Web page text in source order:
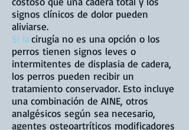
signos clínicos de dolor pueden
aliviarse.
Si lacirugía no es una opción o los
perros tienen signos leves o
intermitentes de displasia de cadera,
los perros pueden recibir un
tratamiento conservador. Esto incluye
una combinación de AINE, otros
analgésicos según sea necesario,
agentes osteoartríticos modificadores